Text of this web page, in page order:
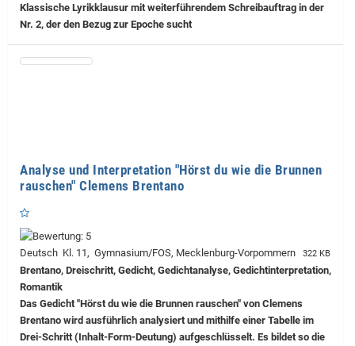
Klassische Lyrikklausur mit weiterführendem Schreibauftrag in der
Nr. 2, der den Bezug zur Epoche sucht
Analyse und Interpretation "Hörst du wie die Brunnen
rauschen" Clemens Brentano
Deutsch Kl. 11, Gymnasium/FOS, Mecklenburg-Vorpommern 322 KB
Brentano, Dreischritt, Gedicht, Gedichtanalyse, Gedichtinterpretation,
Romantik
Das Gedicht "Hörst du wie die Brunnen rauschen" von Clemens
Brentano wird ausführlich analysiert und mithilfe einer Tabelle im
Drei-Schritt (Inhalt-Form-Deutung) aufgeschlüsselt. Es bildet so die